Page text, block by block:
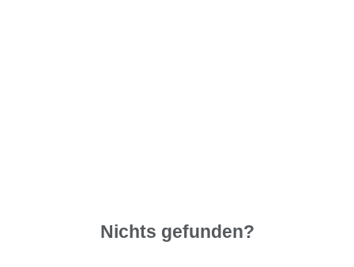
Nichts gefunden?